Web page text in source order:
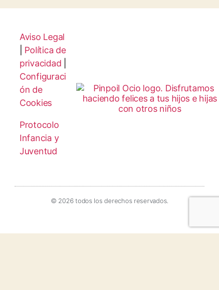
Aviso Legal
Política de
privacidad
Configuraci
ón de
Cookies
Protocolo
Infancia y
Juventud
© 2026 todos los derechos reservados.